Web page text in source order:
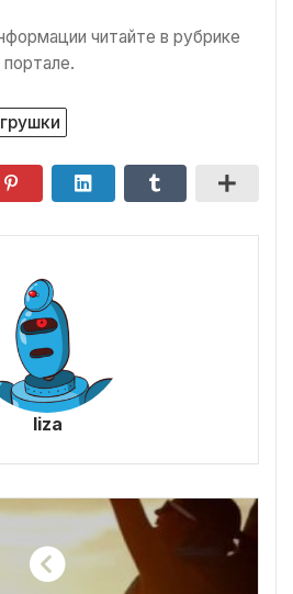
читайте в рубрике
liza